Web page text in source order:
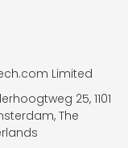
Limited
25, 1101
The